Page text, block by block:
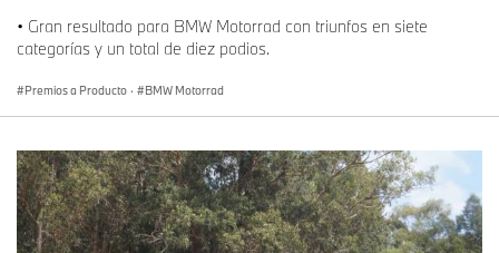
• Gran resultado para BMW Motorrad con triunfos en siete
categorías y un total de diez podios.
Premios a Producto · BMW Motorrad